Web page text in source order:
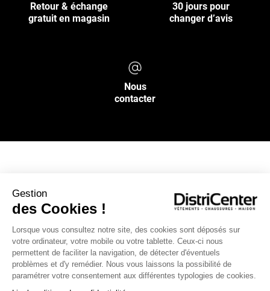
Gestion
des Cookies !
Lorsque vous consultez notre site, des cookies sont déposés sur
votre ordinateur, votre mobile ou votre tablette. Ceux-ci nous
permettent de faciliter la navigation, de détecter d'éventuels
problèmes et d'y remédier. Nous vous laissons la possibilité de
paramétrer votre consentement aux différentes typologies de cookies.
Retour & échange
gratuit en magasin
30 jours pour
changer d’avis
Nous
contacter
INFOS PRATIQUES
L’ENSEIGNE DISTRICENTER
Suivez-nous